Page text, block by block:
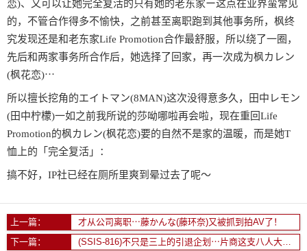
恋)、又可以让她完全复活的只有她的老东家ー这点在业界蛮常见
的，不管合作得多不愉快，之前甚至离职跑到其他事务所，枫终
究发现还是和老东家Life Promotion合作最舒服，所以绕了一圈，
先后和两家事务所合作后，她选择了回家，再一次成为枫カレン
(枫花恋)⋯
所以擅长挖角的エイトマン(8MAN)这次没得意多久，田中レモン
(田中柠檬)一如之前我所说的莎呦哪啦再会啦，现在重回Life
Promotion的枫カレン(枫花恋)要的自然不是家的温暖，而是她T
恤上的「完全复活」：
搞不好，IP社已经在厕所里爽到晕过去了呢～
上一篇：
才从公司离职⋯藤かんな(藤环奈)又被抓到拍AV了！
下一篇：
(SSIS-816)不只是三上的引退企划⋯片商这支八人大共演的企划要这么看！